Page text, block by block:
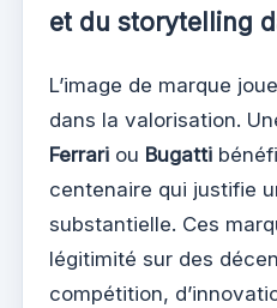
et du storytelling
L’image de marque
dans la valorisation.
Ferrari ou Bugatti
centenaire qui justifie
substantielle. Ces
légitimité sur des
compétition,